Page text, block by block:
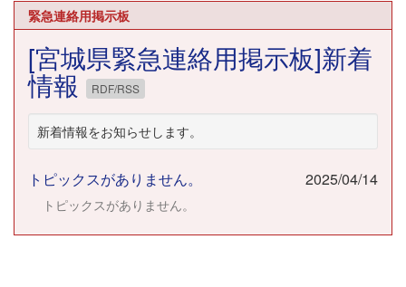
緊急連絡用掲示板
[宮城県緊急連絡用掲示板]新着
情報 RDF/RSS
新着情報をお知らせします。
トピックスがありません。 2025/04/14
トピックスがありません。